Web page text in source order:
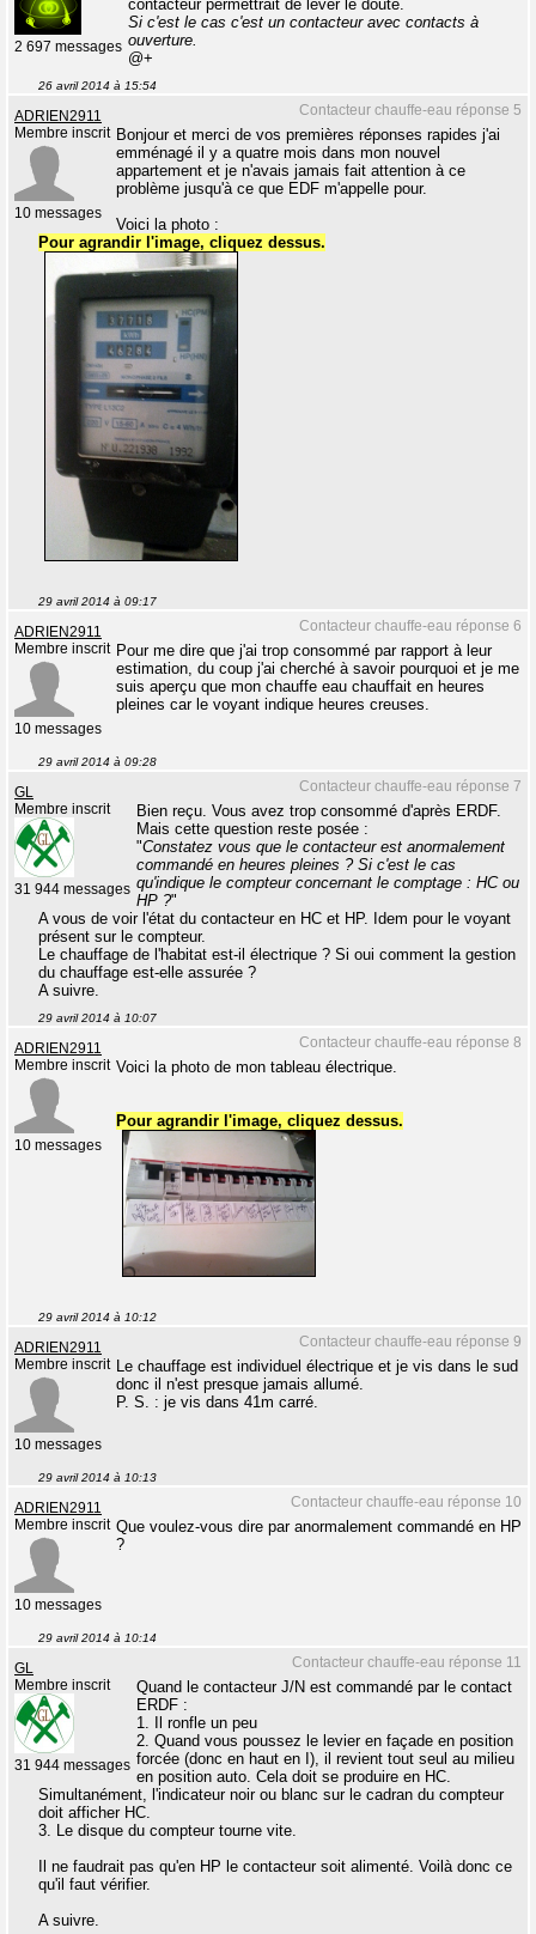
2 697 messages
contacteur permettrait de lever le doute.
Si c'est le cas c'est un contacteur avec contacts à
ouverture.
@+
26 avril 2014 à 15:54
Contacteur chauffe-eau réponse 5
ADRIEN2911
Membre inscrit
10 messages
Bonjour et merci de vos premières réponses rapides j'ai
emménagé il y a quatre mois dans mon nouvel
appartement et je n'avais jamais fait attention à ce
problème jusqu'à ce que EDF m'appelle pour.
Voici la photo :
Pour agrandir l'image, cliquez dessus.
29 avril 2014 à 09:17
Contacteur chauffe-eau réponse 6
ADRIEN2911
Membre inscrit
10 messages
Pour me dire que j'ai trop consommé par rapport à leur
estimation, du coup j'ai cherché à savoir pourquoi et je me
suis aperçu que mon chauffe eau chauffait en heures
pleines car le voyant indique heures creuses.
29 avril 2014 à 09:28
Contacteur chauffe-eau réponse 7
GL
Membre inscrit
31 944 messages
Bien reçu. Vous avez trop consommé d'après ERDF.
Mais cette question reste posée :
"Constatez vous que le contacteur est anormalement
commandé en heures pleines ? Si c'est le cas
qu'indique le compteur concernant le comptage : HC ou
HP ?"
A vous de voir l'état du contacteur en HC et HP. Idem pour le voyant
présent sur le compteur.
Le chauffage de l'habitat est-il électrique ? Si oui comment la gestion
du chauffage est-elle assurée ?
A suivre.
29 avril 2014 à 10:07
Contacteur chauffe-eau réponse 8
ADRIEN2911
Membre inscrit
10 messages
Voici la photo de mon tableau électrique.
Pour agrandir l'image, cliquez dessus.
29 avril 2014 à 10:12
Contacteur chauffe-eau réponse 9
ADRIEN2911
Membre inscrit
10 messages
Le chauffage est individuel électrique et je vis dans le sud
donc il n'est presque jamais allumé.
P. S. : je vis dans 41m carré.
29 avril 2014 à 10:13
Contacteur chauffe-eau réponse 10
ADRIEN2911
Membre inscrit
10 messages
Que voulez-vous dire par anormalement commandé en HP
?
29 avril 2014 à 10:14
Contacteur chauffe-eau réponse 11
GL
Membre inscrit
31 944 messages
Quand le contacteur J/N est commandé par le contact
ERDF :
1. Il ronfle un peu
2. Quand vous poussez le levier en façade en position
forcée (donc en haut en I), il revient tout seul au milieu
en position auto. Cela doit se produire en HC.
Simultanément, l'indicateur noir ou blanc sur le cadran du compteur
doit afficher HC.
3. Le disque du compteur tourne vite.
Il ne faudrait pas qu'en HP le contacteur soit alimenté. Voilà donc ce
qu'il faut vérifier.
A suivre.